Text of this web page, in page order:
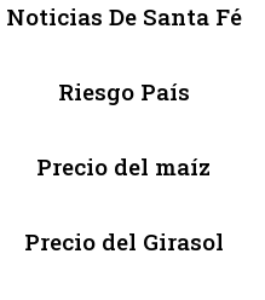
Noticias De Santa Fé
Riesgo País
Precio del maíz
Precio del Girasol